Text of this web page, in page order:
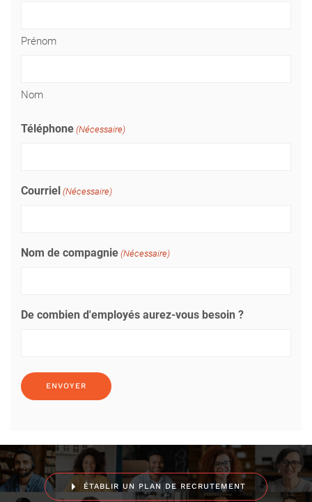
Prénom
Nom
Téléphone (Nécessaire)
Courriel (Nécessaire)
Nom de compagnie (Nécessaire)
De combien d'employés aurez-vous besoin ?
ÉTABLIR UN PLAN DE RECRUTEMENT